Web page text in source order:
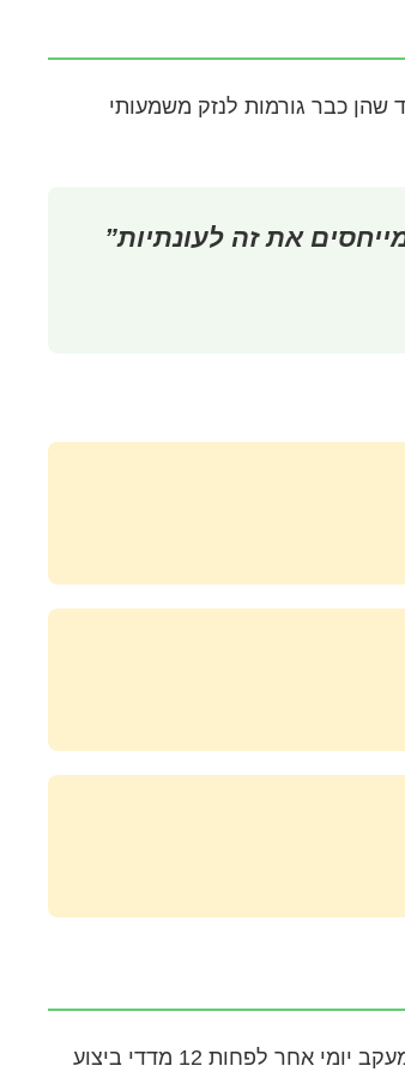
שהן כבר גורמות לנזק משמעותי
את זה לעונתיות”
מקצועי מחייב מעקב יומי אחר לפחות 12 מדדי ביצוע